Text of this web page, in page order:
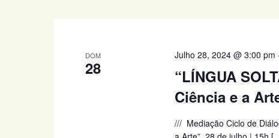
DOM
28
“LÍNGUA
Ciência e a
Julho 28, 2024 @ 3:00 pm
/// Mediação Ciclo de